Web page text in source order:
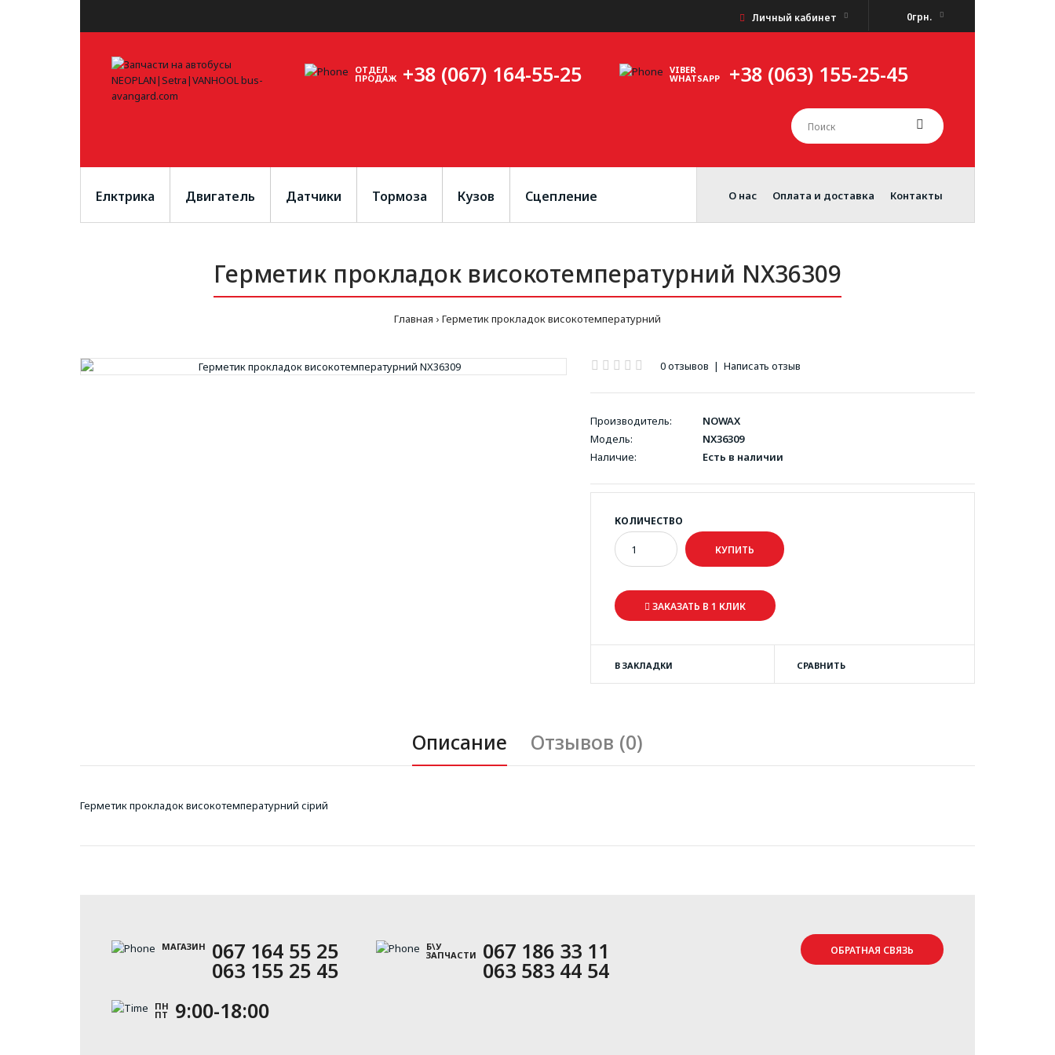
0грн.
Личный кабинет
ОТДЕЛ
ПРОДАЖ +38 (067) 164-55-25 VIBER
WHATSAPP +38 (063) 155-25-45
Елктрика Двигатель Датчики Тормоза Кузов Сцепление Контакты
Оплата и доставка
О нас
Герметик прокладок високотемпературний NX36309
Главная Герметик прокладок високотемпературний
0 отзывов | Написать отзыв
Производитель:
NOWAX
Модель:
NX36309
Наличие:
Есть в наличии
КОЛИЧЕСТВО
ЗАКАЗАТЬ В 1 КЛИК
В ЗАКЛАДКИ СРАВНИТЬ
Описание Отзывов (0)
Герметик прокладок високотемпературний сірий
ОБРАТНАЯ СВЯЗЬ
МАГАЗИН 067 164 55 25
063 155 25 45
Б\У
ЗАПЧАСТИ 067 186 33 11
063 583 44 54
ПН
ПТ 9:00-18:00